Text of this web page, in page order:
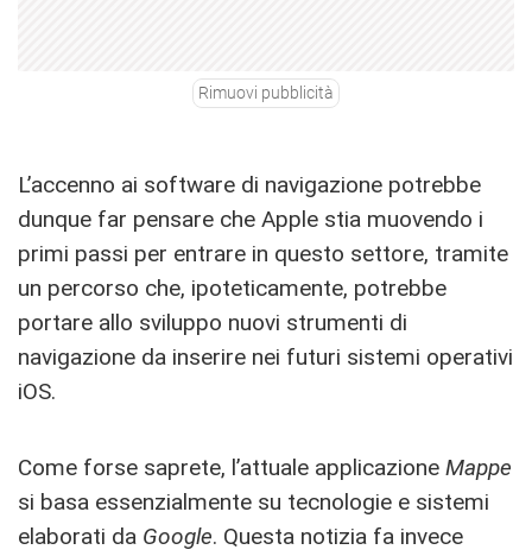
Rimuovi pubblicità
L’accenno ai software di navigazione potrebbe
dunque far pensare che Apple stia muovendo i
primi passi per entrare in questo settore, tramite
un percorso che, ipoteticamente, potrebbe
portare allo sviluppo nuovi strumenti di
navigazione da inserire nei futuri sistemi operativi
iOS.
Come forse saprete, l’attuale applicazione Mappe
si basa essenzialmente su tecnologie e sistemi
elaborati da Google. Questa notizia fa invece